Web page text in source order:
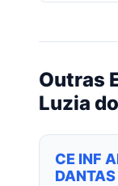
Outras
Luzia
CE INF